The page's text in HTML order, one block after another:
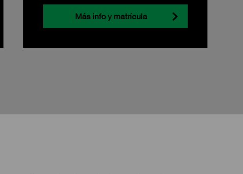
Más info y matrícula